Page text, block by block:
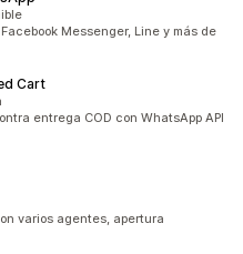
Messenger, Line y más de
Cart
entrega COD con WhatsApp API
varios agentes, apertura